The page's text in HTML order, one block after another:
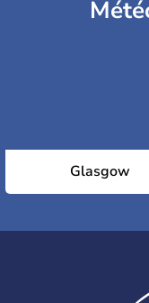
Glasgow